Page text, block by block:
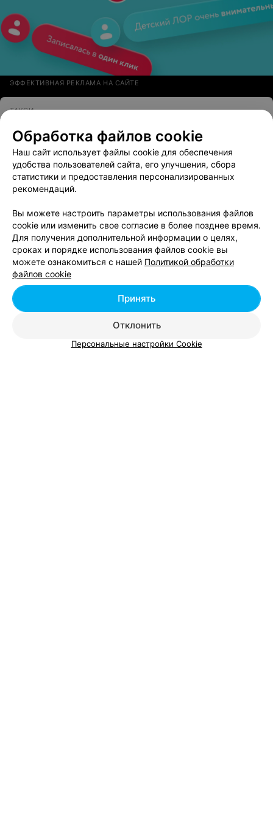
ЭФФЕКТИВНАЯ РЕКЛАМА НА САЙТЕ
ТАКСИ
Престиж
Категория :Такси,Трансфер
Вип Лайн
Лида Круглосуточно
Категория:Такси,Трансфер
СЛУЖБА ТАКСИ
КометаСервис
Такси,Трансфер
Обработка файлов cookie
Наш сайт использует файлы cookie для обеспечения
удобства пользователей сайта, его улучшения, сбора
статистики и предоставления персонализированных
рекомендаций.
Вы можете настроить параметры использования файлов
cookie или изменить свое согласие в более позднее время.
Для получения дополнительной информации о целях,
сроках и порядке использования файлов cookie вы
можете ознакомиться с нашей Политикой обработки
файлов cookie
Отклонить
Принять
Персональные настройки Cookie